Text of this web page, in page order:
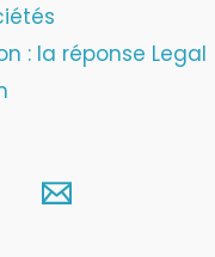
: la réponse Legal